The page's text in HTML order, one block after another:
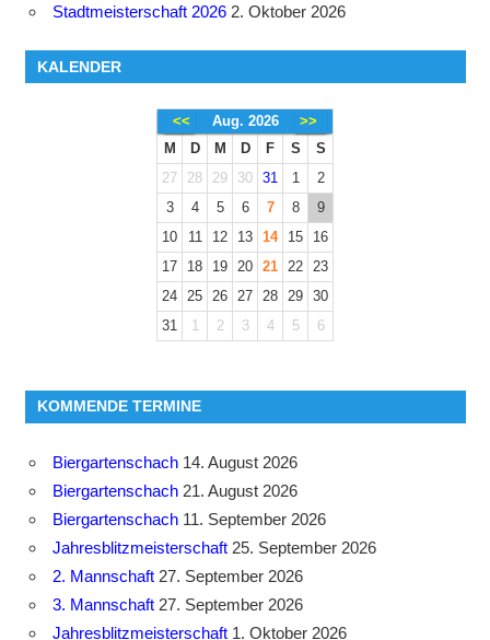
Stadtmeisterschaft 2026 2. Oktober 2026
KALENDER
<< Aug. 2026
>>
M
D M D F S
S
27
28 29 30 31 1
2
3
4 5 6 7 8
9
10
11 12 13 14 15
16
17
18 19 20 21 22
23
24
25 26 27 28 29 30
31
1 2 3 4 5 6
KOMMENDE TERMINE
Biergartenschach 14. August 2026
Biergartenschach 21. August 2026
Biergartenschach 11. September 2026
Jahresblitzmeisterschaft 25. September 2026
2. Mannschaft 27. September 2026
3. Mannschaft 27. September 2026
Jahresblitzmeisterschaft 1. Oktober 2026